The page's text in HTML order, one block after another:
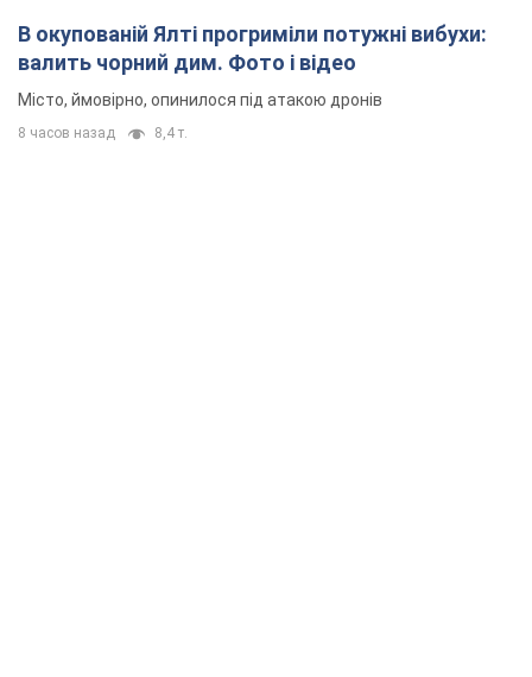
В окупованій Ялті прогриміли потужні вибухи:
валить чорний дим. Фото і відео
Місто, ймовірно, опинилося під атакою дронів
8 часов назад 8,4 т.